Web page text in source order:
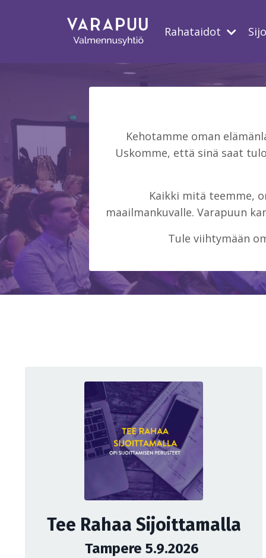
Rahataidot
Kehotamme oman
Uskomme, että sinä saat
Kaikki mitä teemme,
maailmankuvalle. Varapuun
Tule viihtymään
Tee Rahaa Sijoittamalla
Tampere 5.9.2026